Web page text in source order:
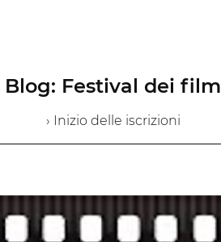
Blog: Festival dei film
› Inizio delle iscrizioni